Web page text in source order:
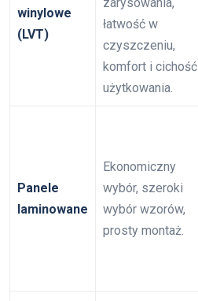
winylowe
(LVT)
łatwość w
czyszczeniu,
komfort i cichość
użytkowania.
Panele
laminowane
Ekonomiczny
wybór, szeroki
wybór wzorów,
prosty montaż.